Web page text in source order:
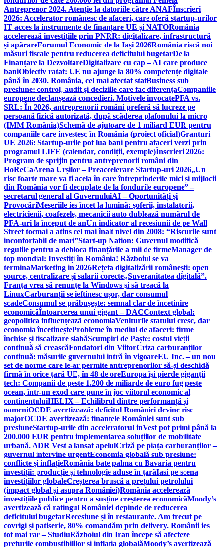
Antreprenor 2024. Atenție la datoriile către ANAFÎnscrieri
2026: Accelerator românesc de afaceri, care oferă startup-urilor
IT acces la instrumente de finanțare UE și NATORomânia
accelerează investițiile prin PNRR: digitalizare, infrastructură
și apărareForumul Economic de la Iași 2026România riscă noi
măsuri fiscale pentru reducerea deficitului bugetarDe la
Finanțare la DezvoltareDigitalizare cu cap – AI care produce
baniObiectiv ratat: UE nu ajunge la 80% competențe digitale
până în 2030. România, cel mai afectat statBusiness sub
presiune: control, audit și deciziile care fac diferențaCompaniile
europene declanșează concedieri. Motivele invocatePFA vs.
SRL: În 2026, antreprenorii români preferă să lucreze pe
persoană fizică autorizată, după scăderea plafonului la micro
(IMM România)Schemă de ajutoare de 1 miliard EUR pentru
companiile care investesc în România (proiect oficial)Granturi
UE 2026: Startup-urile pot lua bani pentru afaceri verzi prin
programul LIFE (calendar, condiții, exemple)Înscrieri 2026:
Program de sprijin pentru antreprenorii români din
HoReCaArena Urșilor – Preaccelerare Startup-uri 2026„Un
risc foarte mare va fi acela în care întreprinderile mici și mijlocii
din România vor fi decuplate de la fondurile europene” –
secretarul general al GuvernuluiAI – Oportunități și
ProvocăriMeseriile ies încet la lumină: şoferii, instalatorii,
electricienii, coafezele, mecanicii auto dublează numărul de
PFA-uri la început de anUn indicator al recesiunii de pe Wall
Street tocmai a atins cel mai înalt nivel din 2008: “Riscurile sunt
inconfortabil de mari”Start-up Nation: Guvernul modifică
regulile pentru a debloca finanțările a mii de firmeManager de
top mondial: Investiți în România! Războiul se va
terminaMarketing in 2026Rețeta digitalizării românești: open
source, centralizare și salarii corecte„Suveranitatea digitală”.
Franţa vrea să renunţe la Windows şi să treacă la
LinuxCarburanții se ieftinesc ușor, dar consumul
scadeConsumul se prăbușește: semnal clar de încetinire
economicăÎntoarcerea unui gigant – DACContext global:
geopolitica influențează economiaVeniturile statului cresc, dar
economia încetineșteProbleme în mediul de afaceri: firme
închise și fiscalizare slabăScumpiri de Paște: costul vieții
continuă să creascăFondatori din ViitorCriza carburanților
continuă: măsurile guvernului intră în vigoareEU Inc. – un nou
set de norme care le-ar permite antreprenorilor să-și deschidă
firmă în orice țară UE, în 48 de oreEuropa îşi pierde giganţii
tech: Companii de peste 1.200 de miliarde de euro fug peste
ocean, într-un exod care pune în joc viitorul economic al
continentuluiHELIX – Echilibrul dintre performanță și
oameniOCDE avertizează: deficitul României devine risc
majorOCDE avertizează: finanțele României sunt sub
presiuneStartup-urile din acceleratorul inVest pot primi până la
200.000 EUR pentru implementarea soluțiilor de mobilitate
urbană. ADR Vest a lansat apelulCriză pe piața carburanților –
guvernul intervine urgentEconomia globală sub presiune:
conflicte și inflațieRomânia bate palma cu Bavaria pentru
investiții: producție și tehnologie aduse în țarăIasi pe scena
investițiilor globaleCreșterea bruscă a prețului petrolului
(impact global și asupra României)România accelerează
investițiile publice pentru a susține creșterea economicăMoody’s
avertizează că ratingul României depinde de reducerea
deficitului bugetarRecesiune și în restaurante. Am trecut pe
covrigi și patiserie, 80% comandăm prin delivery. Românii ies
tot mai rar – StudiuRăzboiul din Iran începe să afecteze
prețurile combustibililor și inflația globalăMoody’s avertizează